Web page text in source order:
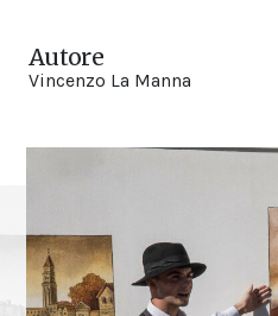
Autore
Vincenzo La Manna